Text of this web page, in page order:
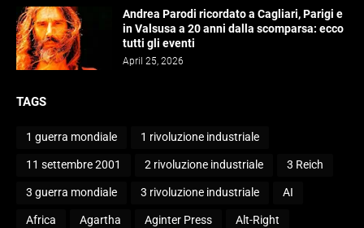
Andrea Parodi ricordato a Cagliari, Parigi e
in Valsusa a 20 anni dalla scomparsa: ecco
tutti gli eventi
April 25, 2026
TAGS
1 guerra mondiale 1 rivoluzione industriale
11 settembre 2001 2 rivoluzione industriale 3 Reich
3 guerra mondiale 3 rivoluzione industriale AI
Africa Agartha Aginter Press Alt-Right